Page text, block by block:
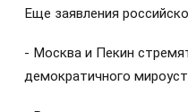
Еще заявления
- Москва и Пекин
демократичного